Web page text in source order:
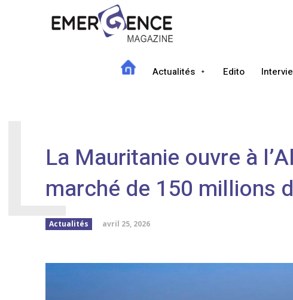
Actualités Edito
La Mauritanie ouvre à
marché de 150 millions
Actualités avril 25, 2026